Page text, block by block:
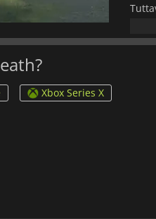
tutto
Xbox Series X